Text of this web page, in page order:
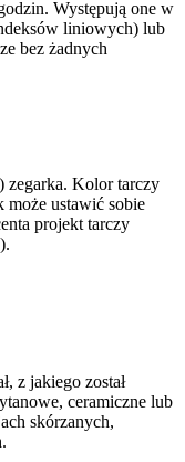
Występują one w
liniowych) lub
bez żadnych
zegarka. Kolor tarczy
może ustawić sobie
projekt tarczy
z jakiego został
ceramiczne lub
skórzanych,